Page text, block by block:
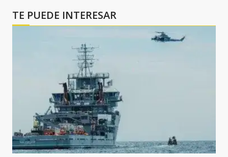
TE PUEDE INTERESAR